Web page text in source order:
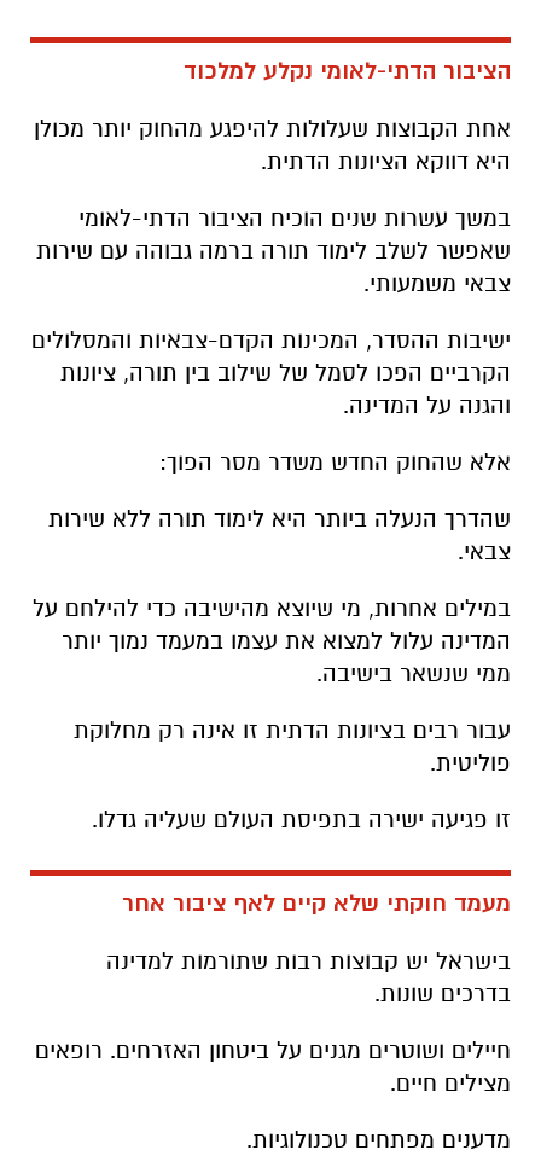
הציבור הדתי-לאומי נקלע למלכוד
אחת הקבוצות שעלולות להיפגע מהחוק יותר מכולן
היא דווקא הציונות הדתית.
במשך עשרות שנים הוכיח הציבור הדתי-לאומי
שאפשר לשלב לימוד תורה ברמה גבוהה עם שירות
צבאי משמעותי.
ישיבות ההסדר, המכינות הקדם-צבאיות והמסלולים
הקרביים הפכו לסמל של שילוב בין תורה, ציונות
והגנה על המדינה.
אלא שהחוק החדש משדר מסר הפוך:
שהדרך הנעלה ביותר היא לימוד תורה ללא שירות
צבאי.
במילים אחרות, מי שיוצא מהישיבה כדי להילחם על
המדינה עלול למצוא את עצמו במעמד נמוך יותר
ממי שנשאר בישיבה.
עבור רבים בציונות הדתית זו אינה רק מחלוקת
פוליטית.
זו פגיעה ישירה בתפיסת העולם שעליה גדלו.
מעמד חוקתי שלא קיים לאף ציבור אחר
בישראל יש קבוצות רבות שתורמות למדינה
בדרכים שונות.
חיילים ושוטרים מגנים על ביטחון האזרחים. רופאים
מצילים חיים.
מדענים מפתחים טכנולוגיות.